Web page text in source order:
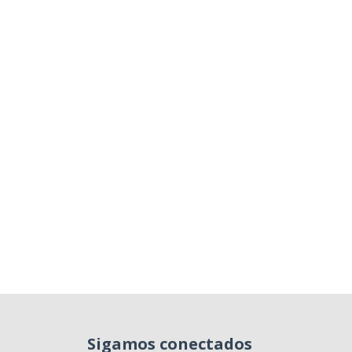
Sigamos conectados